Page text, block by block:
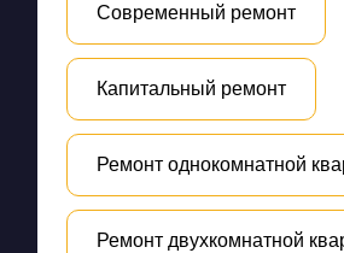
Современный ремонт
Капитальный ремонт
Ремонт однокомнатной
Ремонт двухкомнатной